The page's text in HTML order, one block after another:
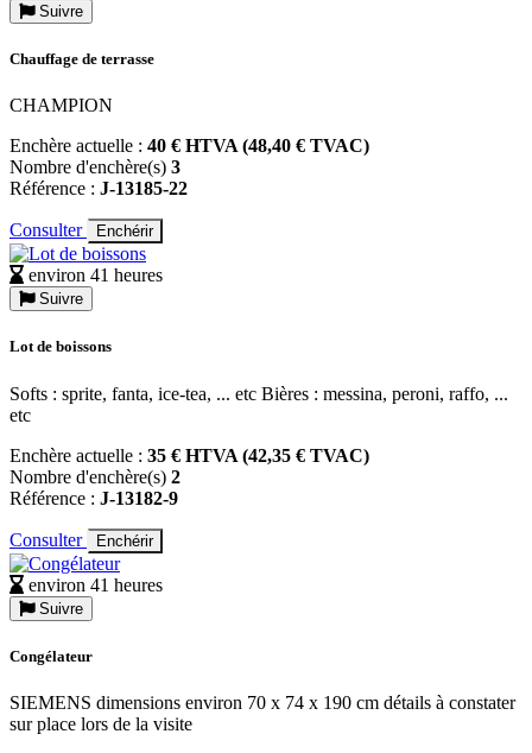
Suivre
Chauffage de terrasse
CHAMPION
Enchère actuelle : 40 € HTVA (48,40 € TVAC)
Nombre d'enchère(s) 3
Référence : J-13185-22
Consulter Enchérir
environ 41 heures
Suivre
Lot de boissons
Softs : sprite, fanta, ice-tea, ... etc Bières : messina, peroni, raffo, ...
etc
Enchère actuelle : 35 € HTVA (42,35 € TVAC)
Nombre d'enchère(s) 2
Référence : J-13182-9
Consulter Enchérir
environ 41 heures
Suivre
Congélateur
SIEMENS dimensions environ 70 x 74 x 190 cm détails à constater
sur place lors de la visite